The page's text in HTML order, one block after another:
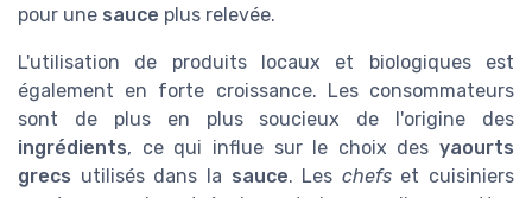
pour une sauce plus relevée.
L'utilisation de produits locaux et biologiques est
également en forte croissance. Les consommateurs
sont de plus en plus soucieux de l'origine des
ingrédients, ce qui influe sur le choix des yaourts
grecs utilisés dans la sauce. Les chefset cuisiniers